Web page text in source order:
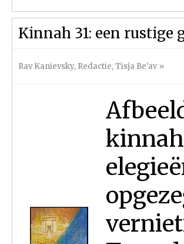
Kinnah 31: een rustige
Rav Kanievsky, Redactie,Tisja Be'av»